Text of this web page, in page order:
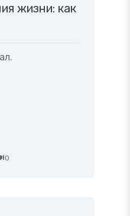
жизни: как
0